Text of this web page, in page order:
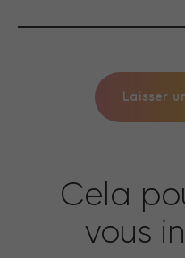
Cela
vous